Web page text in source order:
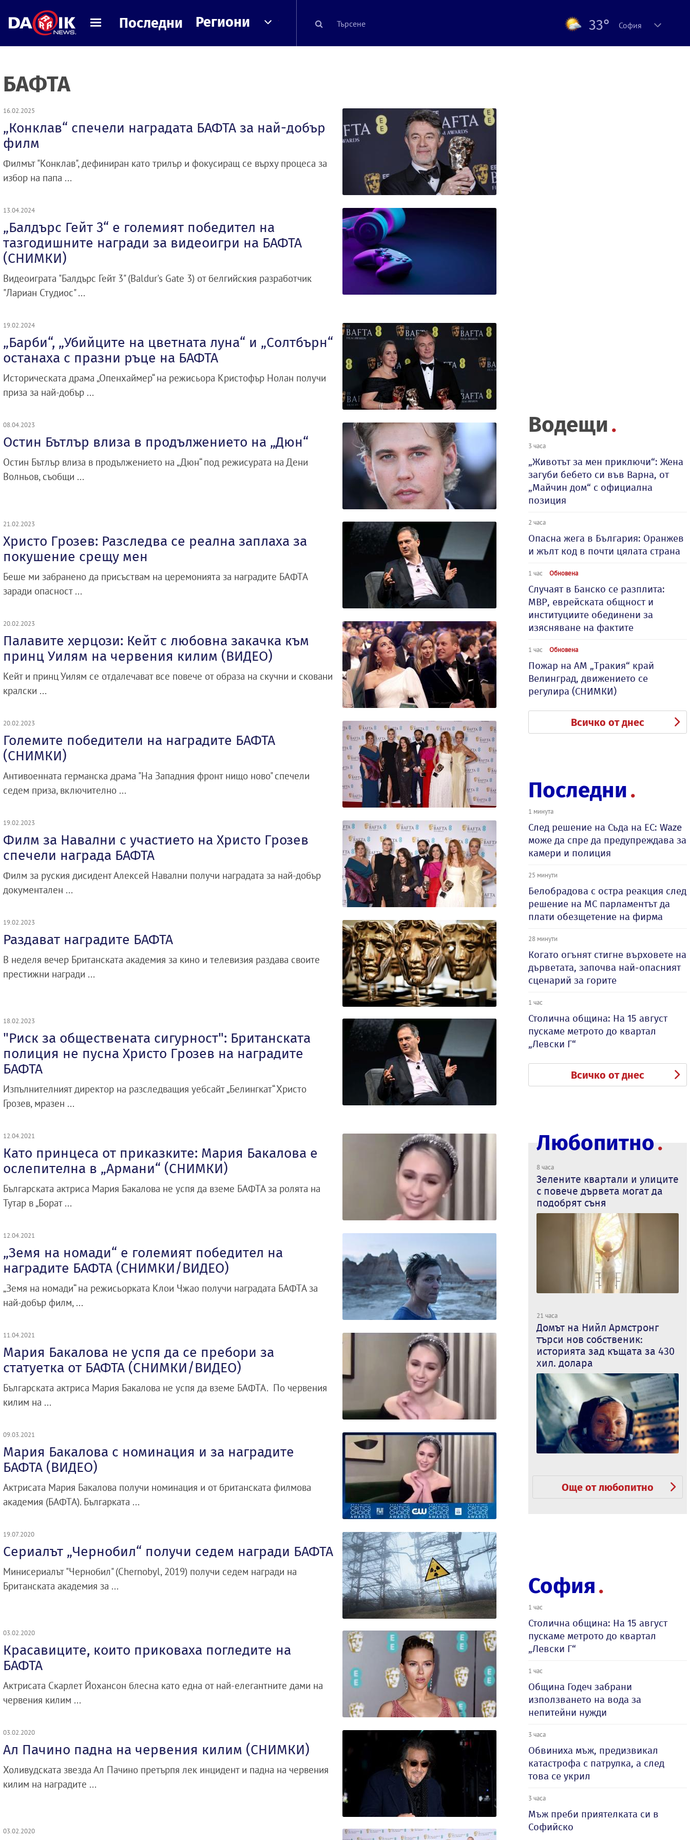
Последни Региони 33° София
БАФТА
16.02.2025
„Конклав“ спечели наградата БАФТА за най-добър
филм
Филмът "Конклав", дефиниран като трилър и фокусиращ се върху процеса за
избор на папа ...
13.04.2024
„Балдърс Гейт 3“ е големият победител на
тазгодишните награди за видеоигри на БАФТА
(СНИМКИ)
Видеоиграта "Балдърс Гейт 3" (Baldur's Gate 3) от белгийския разработчик
"Лариан Студиос" ...
19.02.2024
„Барби“, „Убийците на цветната луна“ и „Солтбърн“
останаха с празни ръце на БАФТА
Историческата драма „Опенхаймер“ на режисьора Кристофър Нолан получи
приза за най-добър ...
08.04.2023
Остин Бътлър влиза в продължението на „Дюн“
Остин Бътлър влиза в продължението на „Дюн“ под режисурата на Дени
Волньов, съобщи ...
21.02.2023
Христо Грозев: Разследва се реална заплаха за
покушение срещу мен
Беше ми забранено да присъствам на церемонията за наградите БАФТА
заради опасност ...
20.02.2023
Палавите херцози: Кейт с любовна закачка към
принц Уилям на червения килим (ВИДЕО)
Кейт и принц Уилям се отдалечават все повече от образа на скучни и сковани
кралски ...
20.02.2023
Големите победители на наградите БАФТА
(СНИМКИ)
Антивоенната германска драма "На Западния фронт нищо ново" спечели
седем приза, включително ...
19.02.2023
Филм за Навални с участието на Христо Грозев
спечели награда БАФТА
Филм за руския дисидент Алексей Навални получи наградата за най-добър
документален ...
19.02.2023
Раздават наградите БАФТА
В неделя вечер Британската академия за кино и телевизия раздава своите
престижни награди ...
18.02.2023
"Риск за обществената сигурност": Британската
полиция не пусна Христо Грозев на наградите
БАФТА
Изпълнителният директор на разследващия уебсайт „Белингкат“ Христо
Грозев, мразен ...
12.04.2021
Като принцеса от приказките: Мария Бакалова е
ослепителна в „Армани“ (СНИМКИ)
Българската актриса Мария Бакалова не успя да вземе БАФТА за ролята на
Тутар в „Борат ...
12.04.2021
„Земя на номади“ е големият победител на
наградите БАФТА (СНИМКИ/ВИДЕО)
„Земя на номади“ на режисьорката Клои Чжао получи наградата БАФТА за
най-добър филм, ...
11.04.2021
Мария Бакалова не успя да се пребори за
статуетка от БАФТА (СНИМКИ/ВИДЕО)
Българската актриса Мария Бакалова не успя да вземе БАФТА. По червения
килим на ...
09.03.2021
Мария Бакалова с номинация и за наградите
БАФТА (ВИДЕО)
Актрисата Мария Бакалова получи номинация и от британската филмова
академия (БАФТА). Българката ...
19.07.2020
Сериалът „Чернобил“ получи седем награди БАФТА
Минисериалът "Чернобил" (Chernobyl, 2019) получи седем награди на
Британската академия за ...
03.02.2020
Красавиците, които приковаха погледите на
БАФТА
Актрисата Скарлет Йохансон блесна като една от най-елегантните дами на
червения килим ...
03.02.2020
Ал Пачино падна на червения килим (СНИМКИ)
Холивудската звезда Ал Пачино претърпя лек инцидент и падна на червения
килим на наградите ...
03.02.2020
Водещи
3 часа
„Животът за мен приключи“: Жена
загуби бебето си във Варна, от
„Майчин дом“ с официална
позиция
2 часа
Опасна жега в България: Оранжев
и жълт код в почти цялата страна
1 час Обновена
Случаят в Банско се разплита:
МВР, еврейската общност и
институциите обединени за
изясняване на фактите
1 час Обновена
Пожар на АМ „Тракия“ край
Велинград, движението се
регулира (СНИМКИ)
Всичко от днес
Последни
1 минута
След решение на Съда на ЕС: Waze
може да спре да предупреждава за
камери и полиция
25 минути
Белобрадова с остра реакция след
решение на МС парламентът да
плати обезщетение на фирма
28 минути
Когато огънят стигне върховете на
дърветата, започва най-опасният
сценарий за горите
1 час
Столична община: На 15 август
пускаме метрото до квартал
„Левски Г“
Всичко от днес
Любопитно
8 часа
Зелените квартали и улиците
с повече дървета могат да
подобрят съня
21 часа
Домът на Нийл Армстронг
търси нов собственик:
историята зад къщата за 430
хил. долара
Още от любопитно
София
1 час
Столична община: На 15 август
пускаме метрото до квартал
„Левски Г“
1 час
Община Годеч забрани
използването на вода за
непитейни нужди
3 часа
Обвиниха мъж, предизвикал
катастрофа с патрулка, а след
това се укрил
3 часа
Мъж преби приятелката си в
Софийско